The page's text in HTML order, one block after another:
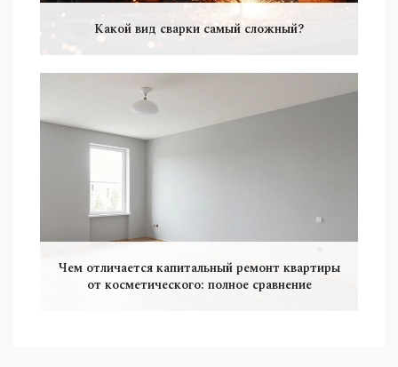
Какой вид сварки самый сложный?
Чем отличается капитальный ремонт квартиры
от косметического: полное сравнение